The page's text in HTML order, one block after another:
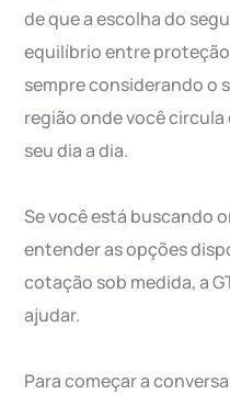
de que a escolha do
equilíbrio entre
sempre considerando o
região onde você circula
seu dia a dia.
Se você está buscando
entender as opções
cotação sob medida, a
ajudar.
Para começar a